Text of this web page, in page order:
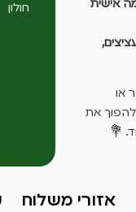
חולון
אישית
או
את
💐
אזורי משלוח